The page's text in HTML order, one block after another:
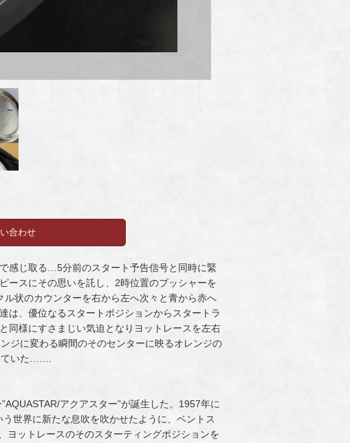
感じ取る…5分前のスタート予告信号と同時に緊
ースにその思いを託し、2時位置のプッシャーを
状のカウンターを右から左へ次々と青から赤へ
、優位なるスタートポジションからスタートラ
同様にすさまじい気迫となりヨットレースを左右
ジに変わる瞬間のそのセンターに映るオレンジの
ていた…….
アクアスター”が誕生した。1957年に
世界に新たな息吹を吹かせたように、ベントス
ットレースのそのスターティングポジションを